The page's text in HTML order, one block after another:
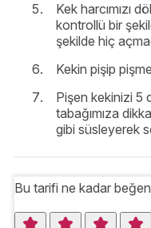
Kek harcımızı
kontrollü bir
şekilde hiç
Kekin pişip
Pişen kekinizi 5
tabağımıza
gibi süsleyerek
Bu tarifi ne kadar